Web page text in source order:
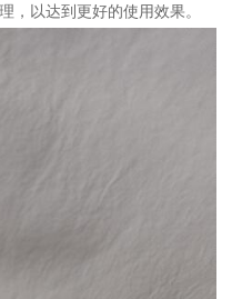
，以达到更好的使用效果。